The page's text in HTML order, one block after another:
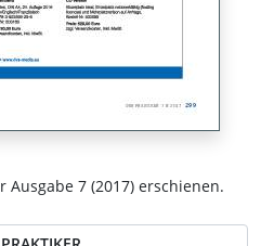
7 (2017) erschienen.